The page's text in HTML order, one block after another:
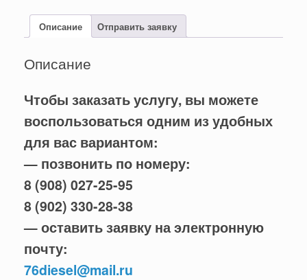
Описание Отправить заявку
Описание
Чтобы заказать услугу, вы можете
воспользоваться одним из удобных
для вас вариантом:
— позвонить по номеру:
8 (908) 027-25-95
8 (902) 330-28-38
— оставить заявку на электронную
почту:
76diesel@mail.ru